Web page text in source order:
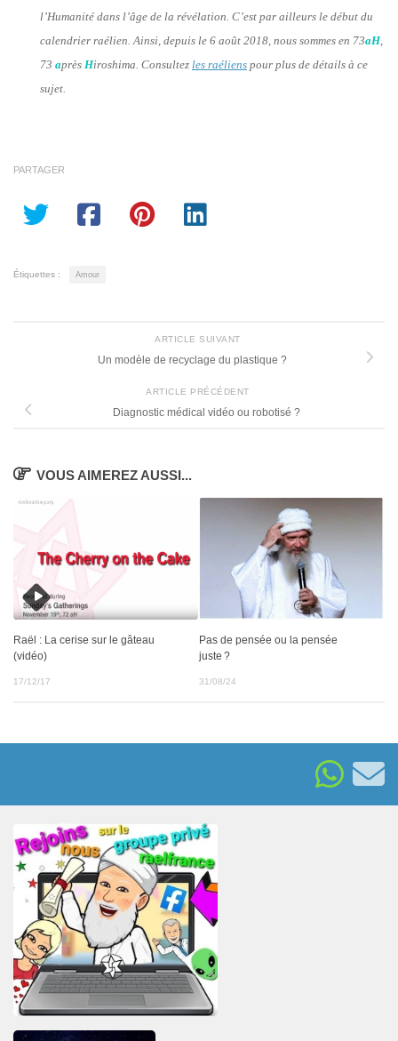
l’Humanité dans l’âge de la révélation. C’est par ailleurs le début du
calendrier raélien. Ainsi, depuis le 6 août 2018, nous sommes en 73aH,
73 après Hiroshima. Consultez les raéliens pour plus de détails à ce
sujet.
PARTAGER
Étiquettes : Amour
ARTICLE SUIVANT
Un modèle de recyclage du plastique ?
ARTICLE PRÉCÉDENT
Diagnostic médical vidéo ou robotisé ?
VOUS AIMEREZ AUSSI...
Raël : La cerise sur le gâteau
(vidéo)
17/12/17
Pas de pensée ou la pensée
juste ?
31/08/24